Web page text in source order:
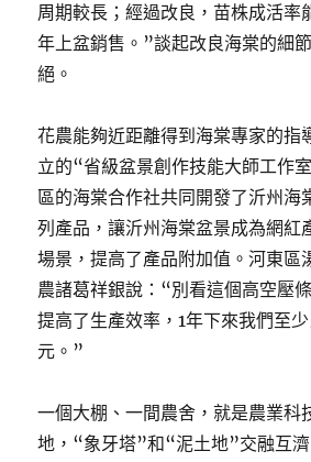
周期較長；經過改良，苗株成活
年上盆銷售。”談起改良海棠的細
絕。
花農能夠近距離得到海棠專家的指
立的“省級盆景創作技能大師工作
區的海棠合作社共同開發了沂州海
列產品，讓沂州海棠盆景成為網紅
場景，提高了產品附加值。河東區
農諸葛祥銀說：“別看這個高空壓
提高了生產效率，1年下來我們至
元。”
一個大棚、一間農舍，就是農業科
地，“象牙塔”和“泥土地”交融互